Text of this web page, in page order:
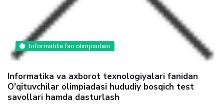
Informatika fan olimpiadasi
Informatika va axborot texnologiyalari fanidan
O'qituvchilar olimpiadasi hududiy bosqich test
savollari hamda dasturlash